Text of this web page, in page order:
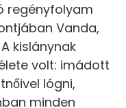
regényfolyam
Vanda,
kislánynak
volt: imádott
lógni,
minden